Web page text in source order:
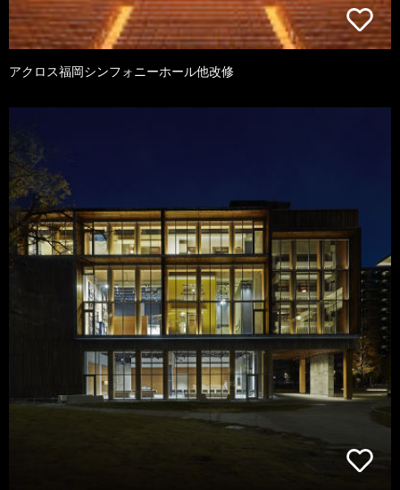
アクロス福岡シンフォニーホール他改修